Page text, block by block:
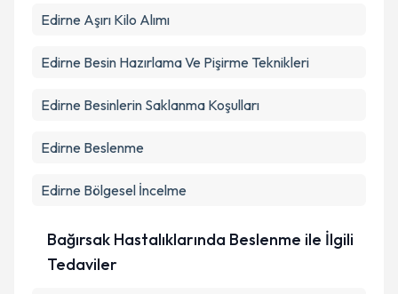
Edirne Aşırı Kilo Alımı
Edirne Besin Hazırlama Ve Pişirme Teknikleri
Edirne Besinlerin Saklanma Koşulları
Edirne Beslenme
Edirne Bölgesel İncelme
Bağırsak Hastalıklarında Beslenme ile İlgili
Tedaviler